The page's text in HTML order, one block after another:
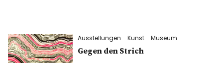
Bloggerreisen Ausstellungen Kunst Museum
Gegen den Strich